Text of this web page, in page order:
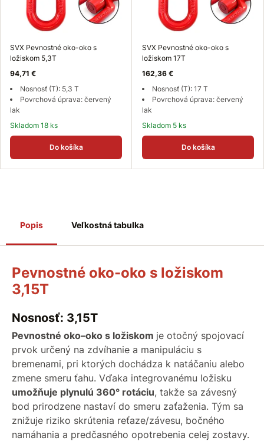
SVX Pevnostné oko-oko s
ložiskom 5,3T
94,71 €
Nosnosť (T): 5,3 T
Povrchová úprava: červený
lak
Skladom 18 ks
Do košíka
SVX Pevnostné oko-oko s
ložiskom 17T
162,36 €
Nosnosť (T): 17 T
Povrchová úprava: červený
lak
Skladom 5 ks
Do košíka
Popis Veľkostná tabulka
Pevnostné oko-oko s ložiskom
3,15T
Nosnosť: 3,15T
Pevnostné oko–oko s ložiskom je otočný spojovací
prvok určený na zdvíhanie a manipuláciu s
bremenami, pri ktorých dochádza k natáčaniu alebo
zmene smeru ťahu. Vďaka integrovanému ložisku
umožňuje plynulú 360° rotáciu, takže sa závesný
bod prirodzene nastaví do smeru zaťaženia. Tým sa
znižuje riziko skrútenia reťaze/závesu, bočného
namáhania a predčasného opotrebenia celej zostavy.